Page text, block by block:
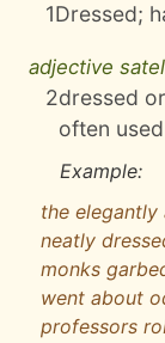
1Dressed;
adjective
2dressed
often
Example:
the
neatly
monks
went about
professors